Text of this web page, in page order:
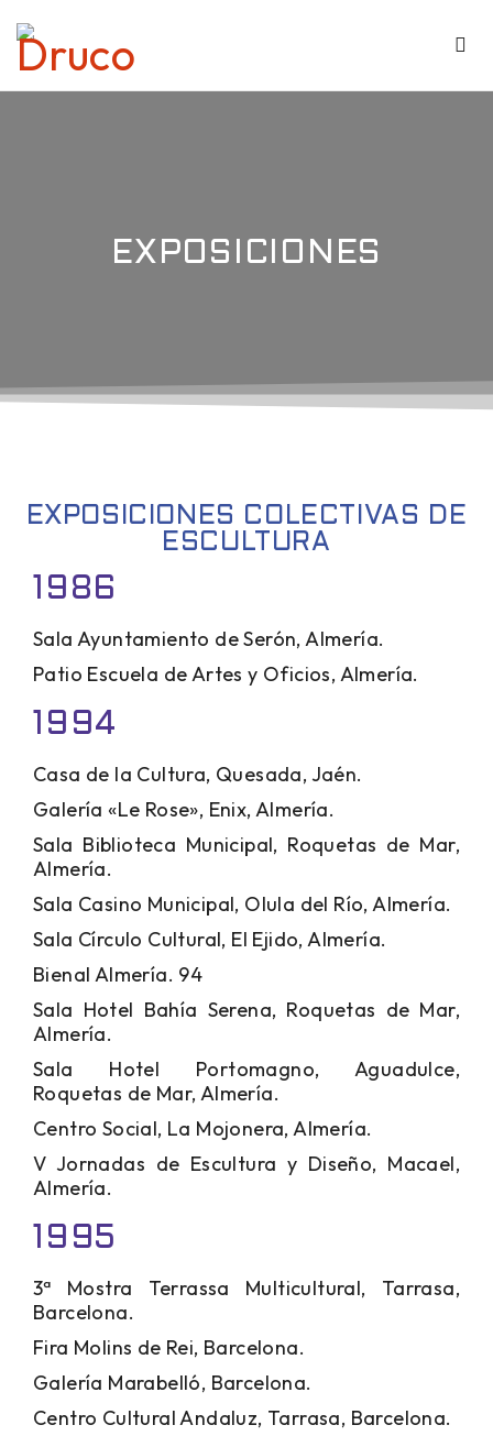
EXPOSICIONES
EXPOSICIONES COLECTIVAS DE
ESCULTURA
1986
Sala Ayuntamiento de Serón, Almería.
Patio Escuela de Artes y Oficios, Almería.
1994
Casa de la Cultura, Quesada, Jaén.
Galería «Le Rose», Enix, Almería.
Sala Biblioteca Municipal, Roquetas de Mar,
Almería.
Sala Casino Municipal, Olula del Río, Almería.
Sala Círculo Cultural, El Ejido, Almería.
Bienal Almería. 94
Sala Hotel Bahía Serena, Roquetas de Mar,
Almería.
Sala Hotel Portomagno, Aguadulce,
Roquetas de Mar, Almería.
Centro Social, La Mojonera, Almería.
V Jornadas de Escultura y Diseño, Macael,
Almería.
1995
3ª Mostra Terrassa Multicultural, Tarrasa,
Barcelona.
Fira Molins de Rei, Barcelona.
Galería Marabelló, Barcelona.
Centro Cultural Andaluz, Tarrasa, Barcelona.